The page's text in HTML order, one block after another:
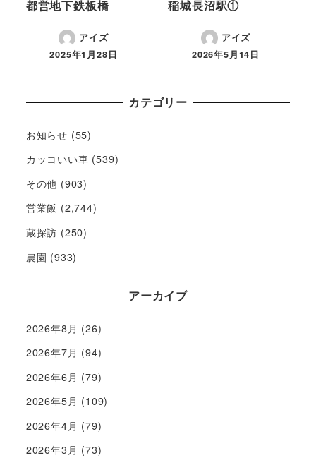
都営地下鉄板橋
アイズ
2025年1月28日
稲城長沼駅①
アイズ
2026年5月14日
カテゴリー
お知らせ (55)
カッコいい車 (539)
その他 (903)
営業飯 (2,744)
蔵探訪 (250)
農園 (933)
アーカイブ
2026年8月 (26)
2026年7月 (94)
2026年6月 (79)
2026年5月 (109)
2026年4月 (79)
2026年3月 (73)